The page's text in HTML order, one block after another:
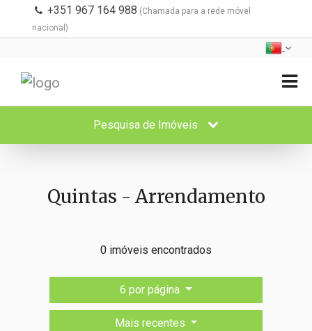
+351 967 164 988 (Chamada para a rede móvel
nacional)
Pesquisa de Imóveis
Quintas - Arrendamento
0 imóveis encontrados
6 por página
Mais recentes